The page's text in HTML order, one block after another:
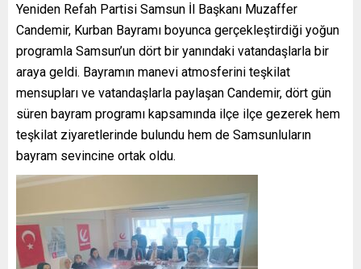
Yeniden Refah Partisi Samsun İl Başkanı Muzaffer
Candemir, Kurban Bayramı boyunca gerçekleştirdiği yoğun
programla Samsun’un dört bir yanındaki vatandaşlarla bir
araya geldi. Bayramın manevi atmosferini teşkilat
mensupları ve vatandaşlarla paylaşan Candemir, dört gün
süren bayram programı kapsamında ilçe ilçe gezerek hem
teşkilat ziyaretlerinde bulundu hem de Samsunluların
bayram sevincine ortak oldu.